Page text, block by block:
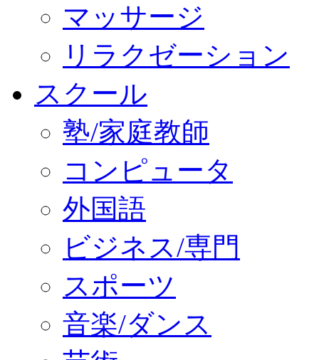
マッサージ
リラクゼーション
スクール
塾/家庭教師
コンピュータ
外国語
ビジネス/専門
スポーツ
音楽/ダンス